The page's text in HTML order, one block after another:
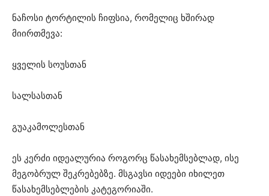
ნაჩოსი ტორტილის ჩიფსია, რომელიც ხშირად
მიირთმევა:
ყველის სოუსთან
სალსასთან
გუაკამოლესთან
ეს კერძი იდეალურია როგორც წასახემსებლად, ისე
მეგობრულ შეკრებებზე. მსგავსი იდეები იხილეთ
წასახემსებლების კატეგორიაში.